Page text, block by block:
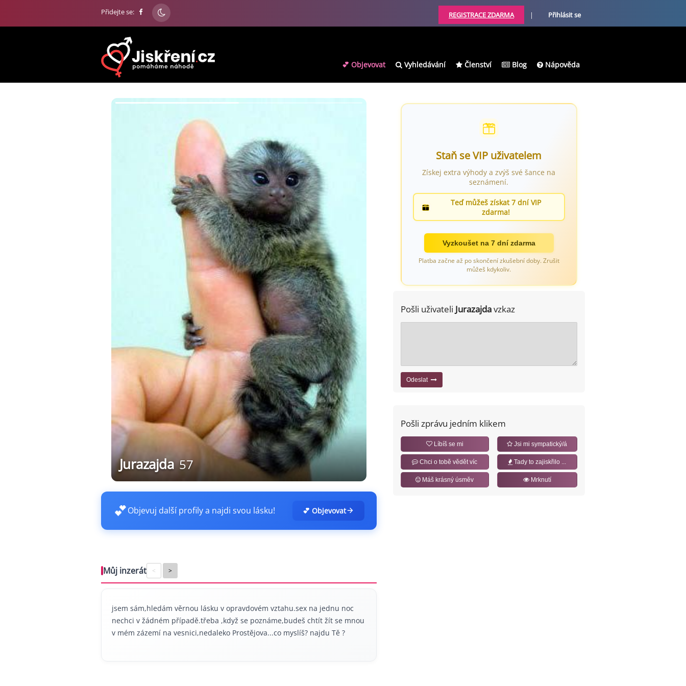
Přidejte se: REGISTRACE ZDARMA | Přihlásit se
💕 Objevovat Vyhledávání Členství Blog Nápověda
Jurazajda 57
💕Objevuj další profily a najdi svou lásku! 💕 Objevovat
Můj inzerát < >
jsem sám,hledám věrnou lásku v opravdovém vztahu.sex na jednu noc
nechci v žádném případě.třeba ,když se poznáme,budeš chtít žít se mnou
v mém zázemí na vesnici,nedaleko Prostějova...co myslíš? najdu Tě ?
Staň se VIP uživatelem
Získej extra výhody a zvýš své šance na
seznámení.
Teď můžeš získat 7 dní VIP
zdarma!
Vyzkoušet na 7 dní zdarma
Platba začne až po skončení zkušební doby. Zrušit
můžeš kdykoliv.
Pošli uživateli Jurazajdavzkaz
Odeslat
Pošli zprávu jedním klikem
Líbíš se mi Jsi mi sympatický/á
Chci o tobě vědět víc Tady to zajiskřilo ...
Máš krásný úsměv Mrknutí